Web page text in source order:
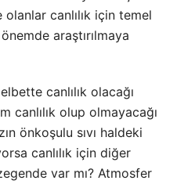
olanlar canlılık için temel
araştırılmaya
canlılık olacağı
canlılık olup olmayacağı
önkoşulu sıvı haldeki
canlılık için diğer
var mı? Atmosfer